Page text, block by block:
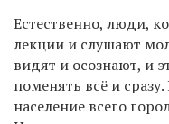
Естественно, люди,
лекции и слушают
видят и осознают, и
поменять всё и
население всего